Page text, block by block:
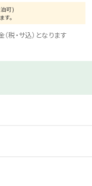
可)
。
・サ込）となります